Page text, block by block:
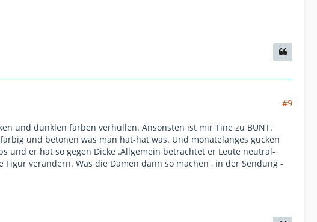
#9
und dunklen farben verhüllen. Ansonsten ist mir Tine zu BUNT.
und betonen was man hat-hat was. Und monatelanges gucken
er hat so gegen Dicke .Allgemein betrachtet er Leute neutral-
verändern. Was die Damen dann so machen , in der Sendung -